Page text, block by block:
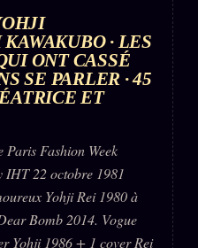
· LES
ONT CASSÉ
SE PARLER · 45
ET
Fashion Week
IHT 22 octobre 1981
Yohji Rei 1980 à
Bomb 2014. Vogue
Yohji 1986 + 1 cover Rei